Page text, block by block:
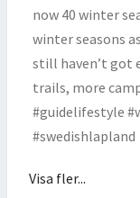
Visa fler...